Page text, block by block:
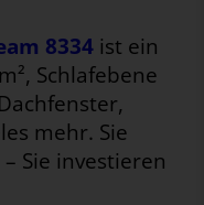
8334 ist ein
Schlafebene
mehr. Sie
Sie investieren